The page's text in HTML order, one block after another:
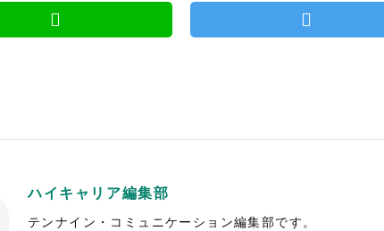
ハイキャリア編集部
テンナイン・コミュニケーション編集部です。